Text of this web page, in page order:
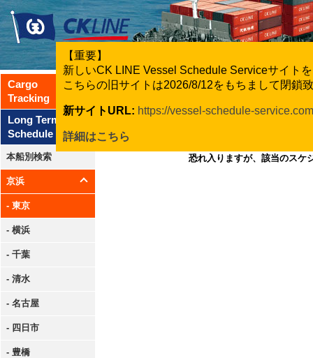
【重要】
新しいCK LINE Vessel Schedule Serviceサイト
こちらの旧サイトは2026/8/12をもちまして閉鎖
新サイトURL: https://vessel-schedule-
詳細はこちら
Cargo
Tracking
Long Term
Schedule
本船別検索
京浜
- 東京
- 横浜
- 千葉
- 清水
- 名古屋
- 四日市
- 豊橋
恐れ入りますが、該当のスケ